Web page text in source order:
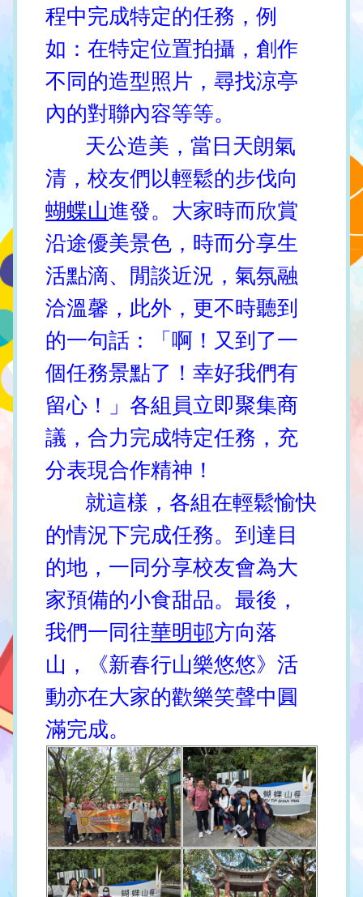
程中完成特定的任務，例
如：在特定位置拍攝，創作
不同的造型照片，尋找涼亭
內的對聯內容等等。
天公造美，當日天朗氣
清，校友們以輕鬆的步伐向
蝴蝶山進發。大家時而欣賞
沿途優美景色，時而分享生
活點滴、閒談近況，氣氛融
洽溫馨，此外，更不時聽到
的一句話：「啊！又到了一
個任務景點了！幸好我們有
留心！」各組員立即聚集商
議，合力完成特定任務，充
分表現合作精神！
就這樣，各組在輕鬆愉快
的情況下完成任務。到達目
的地，一同分享校友會為大
家預備的小食甜品。最後，
我們一同往華明邨方向落
山，《新春行山樂悠悠》活
動亦在大家的歡樂笑聲中圓
滿完成。